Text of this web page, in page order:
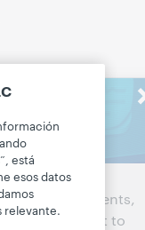
in the
latest product
research, events,
more—right to
de los
para su
está
esos datos
relevante.